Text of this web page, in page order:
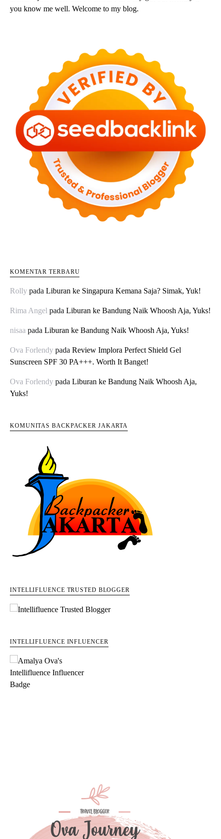
you know me well. Welcome to my blog.
KOMENTAR TERBARU
Rolly pada Liburan ke Singapura Kemana Saja? Simak, Yuk!
Rima Angel pada Liburan ke Bandung Naik Whoosh Aja, Yuks!
nisaa pada Liburan ke Bandung Naik Whoosh Aja, Yuks!
Ova Forlendy pada Review Implora Perfect Shield Gel
Sunscreen SPF 30 PA+++. Worth It Banget!
Ova Forlendy pada Liburan ke Bandung Naik Whoosh Aja,
Yuks!
KOMUNITAS BACKPACKER JAKARTA
INTELLIFLUENCE TRUSTED BLOGGER
INTELLIFLUENCE INFLUENCER